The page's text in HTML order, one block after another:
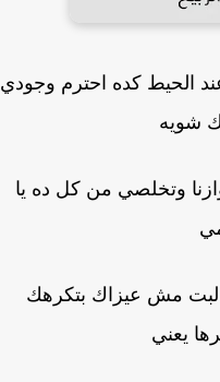
الحيط كده احترم وجودي
وتخلصي من كل ده يا
مش عيزاك بتكرهك
يعني